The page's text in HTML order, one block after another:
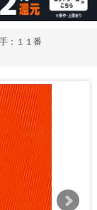
：１１番